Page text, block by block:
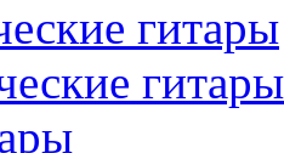
гитары
гитары